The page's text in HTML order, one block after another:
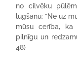
no cilvēku
lūgšanu: “Ne uz
mūsu cerība, ka
pilnīgu un
48)